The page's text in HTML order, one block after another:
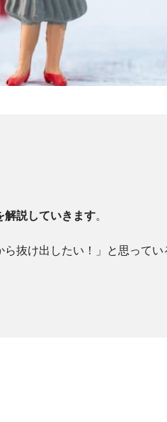
解説していきます。
抜け出したい！」と思ってい